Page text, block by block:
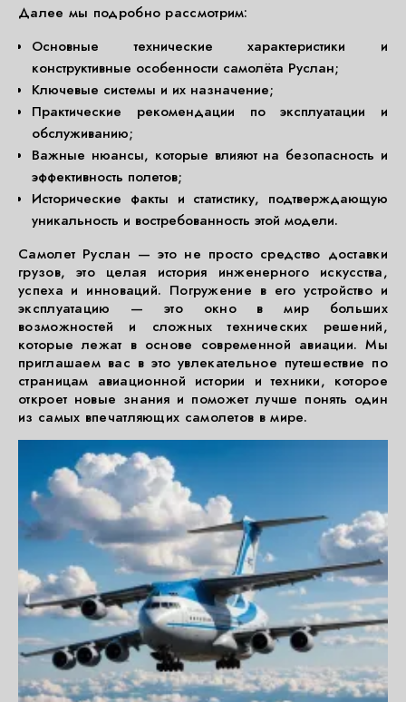
Далее мы подробно рассмотрим:
Основные технические характеристики и
конструктивные особенности самолёта Руслан;
Ключевые системы и их назначение;
Практические рекомендации по эксплуатации и
обслуживанию;
Важные нюансы, которые влияют на безопасность и
эффективность полетов;
Исторические факты и статистику, подтверждающую
уникальность и востребованность этой модели.
Самолет Руслан — это не просто средство доставки
грузов, это целая история инженерного искусства,
успеха и инноваций. Погружение в его устройство и
эксплуатацию — это окно в мир больших
возможностей и сложных технических решений,
которые лежат в основе современной авиации. Мы
приглашаем вас в это увлекательное путешествие по
страницам авиационной истории и техники, которое
откроет новые знания и поможет лучше понять один
из самых впечатляющих самолетов в мире.